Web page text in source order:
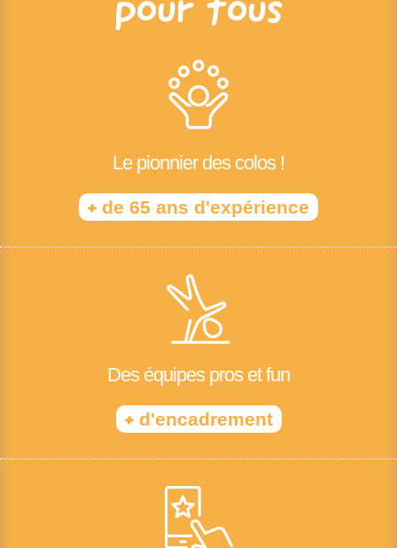
Le pionnier des colos !
+ de 65 ans d'expérience
Des équipes pros et fun
+d'encadrement